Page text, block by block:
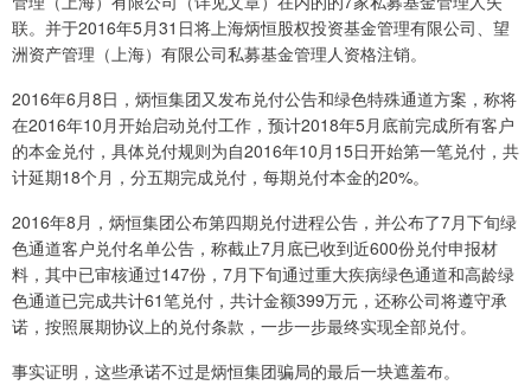
联。并于2016年5月31日将上海炳恒股权投资基金管理有限公司、望
洲资产管理（上海）有限公司私募基金管理人资格注销。
2016年6月8日，炳恒集团又发布兑付公告和绿色特殊通道方案，称将
在2016年10月开始启动兑付工作，预计2018年5月底前完成所有客户
的本金兑付，具体兑付规则为自2016年10月15日开始第一笔兑付，共
计延期18个月，分五期完成兑付，每期兑付本金的20%。
2016年8月，炳恒集团公布第四期兑付进程公告，并公布了7月下旬绿
色通道客户兑付名单公告，称截止7月底已收到近600份兑付申报材
料，其中已审核通过147份，7月下旬通过重大疾病绿色通道和高龄绿
色通道已完成共计61笔兑付，共计金额399万元，还称公司将遵守承
诺，按照展期协议上的兑付条款，一步一步最终实现全部兑付。
事实证明，这些承诺不过是炳恒集团骗局的最后一块遮羞布。